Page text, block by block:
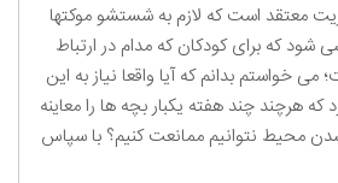
معتقد است که لازم به شستشو موکتها
که برای کودکان که مدام در ارتباط
خواستم بدانم که آیا واقعا نیاز به این
که هرچند چند هفته یکبار بچه ها را معاینه
شدن محیط نتوانیم ممانعت کنیم؟ با سپاس